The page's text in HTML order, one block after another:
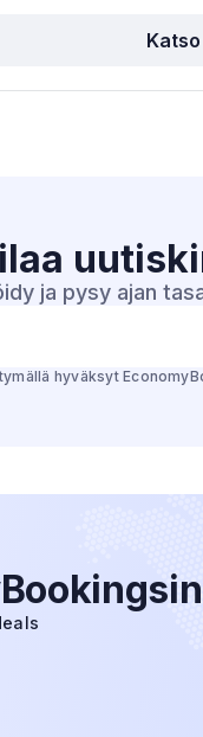
Katso
ja pysy ajan
hyväksyt